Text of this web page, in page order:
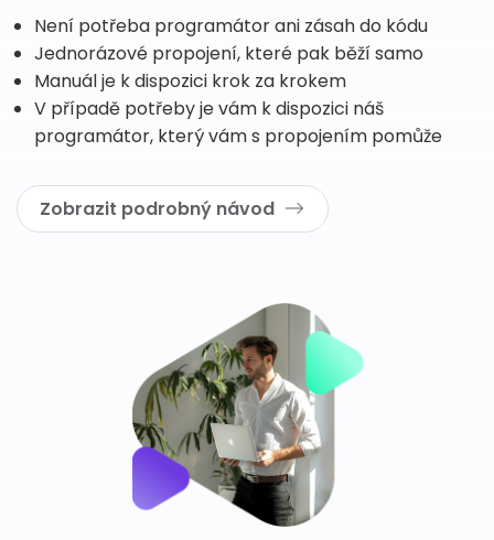
Není potřeba programátor ani zásah do kódu
Jednorázové propojení, které pak běží samo
Manuál je k dispozici krok za krokem
V případě potřeby je vám k dispozici náš
programátor, který vám s propojením pomůže
Zobrazit podrobný návod